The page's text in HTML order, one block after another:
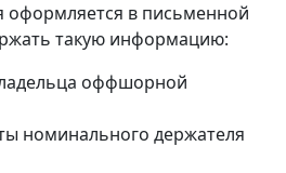
оформляется в письменной
такую информацию:
оффшорной
номинального держателя